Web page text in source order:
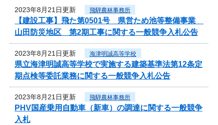
2023年8月21日更新 飛騨農林事務所
【建設工事】飛た第0501号 県営ため池等整備事業
山田防災地区 第2期工事に関する一般競争入札公告
2023年8月21日更新 海津明誠高等学校
県立海津明誠高等学校で実施する建築基準法第12条定
期点検等委託業務に関する一般競争入札公告
2023年8月21日更新 飛騨農林事務所
PHV国産乗用自動車（新車）の調達に関する一般競争
入札